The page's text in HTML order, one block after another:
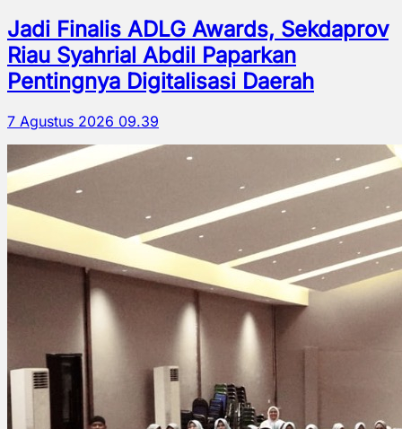
Jadi Finalis ADLG Awards, Sekdaprov
Riau Syahrial Abdil Paparkan
Pentingnya Digitalisasi Daerah
7 Agustus 2026 09.39